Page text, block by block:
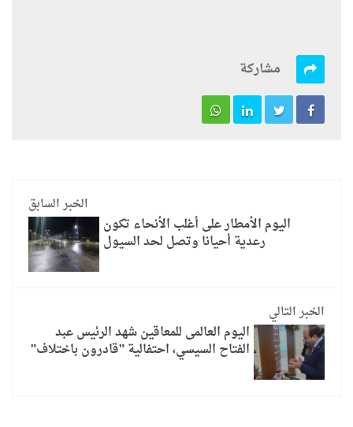
مشاركة
الخبر السابق
اليوم الأمطار على أغلب الأنحاء تكون
رعدية أحيانا وتصل لحد السيول
الخبر التالي
اليوم العالمى للمعاقين شهد الرئيس عبد
الفتاح السيسي، احتفالية "قادرون باختلاف"